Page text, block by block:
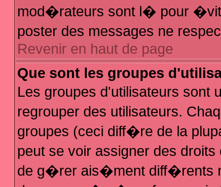
mod�rateurs sont l� pour
poster des messages ne
Revenir en haut de page
Que sont les groupes
Les groupes d'utilisateurs sont
regrouper des utilisateurs.
groupes (ceci diff�re de la
peut se voir assigner des
de g�rer ais�ment diff�rents